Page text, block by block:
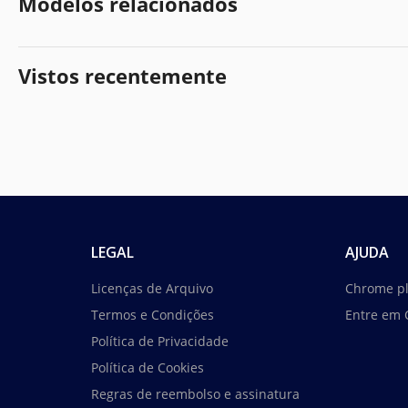
Vistos recentemente
LEGAL
Licenças de Arquivo
Termos e Condições
Política de Privacidade
Política de Cookies
Regras de reembolso e assinatura
AJUDA
Chrome
Entre em